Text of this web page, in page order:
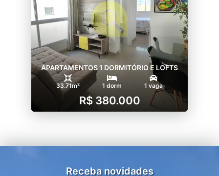
APARTAMENTOS 1 DORMITÓRIO E LOFTS
33.71m² 1 dorm 1 vaga
R$ 380.000
Receba novidades